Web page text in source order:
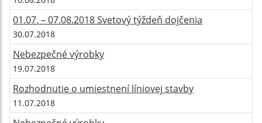
01.07. – 07.08.2018 Svetový týždeň dojčenia
30.07.2018
Nebezpečné výrobky
19.07.2018
Rozhodnutie o umiestnení líniovej stavby
11.07.2018